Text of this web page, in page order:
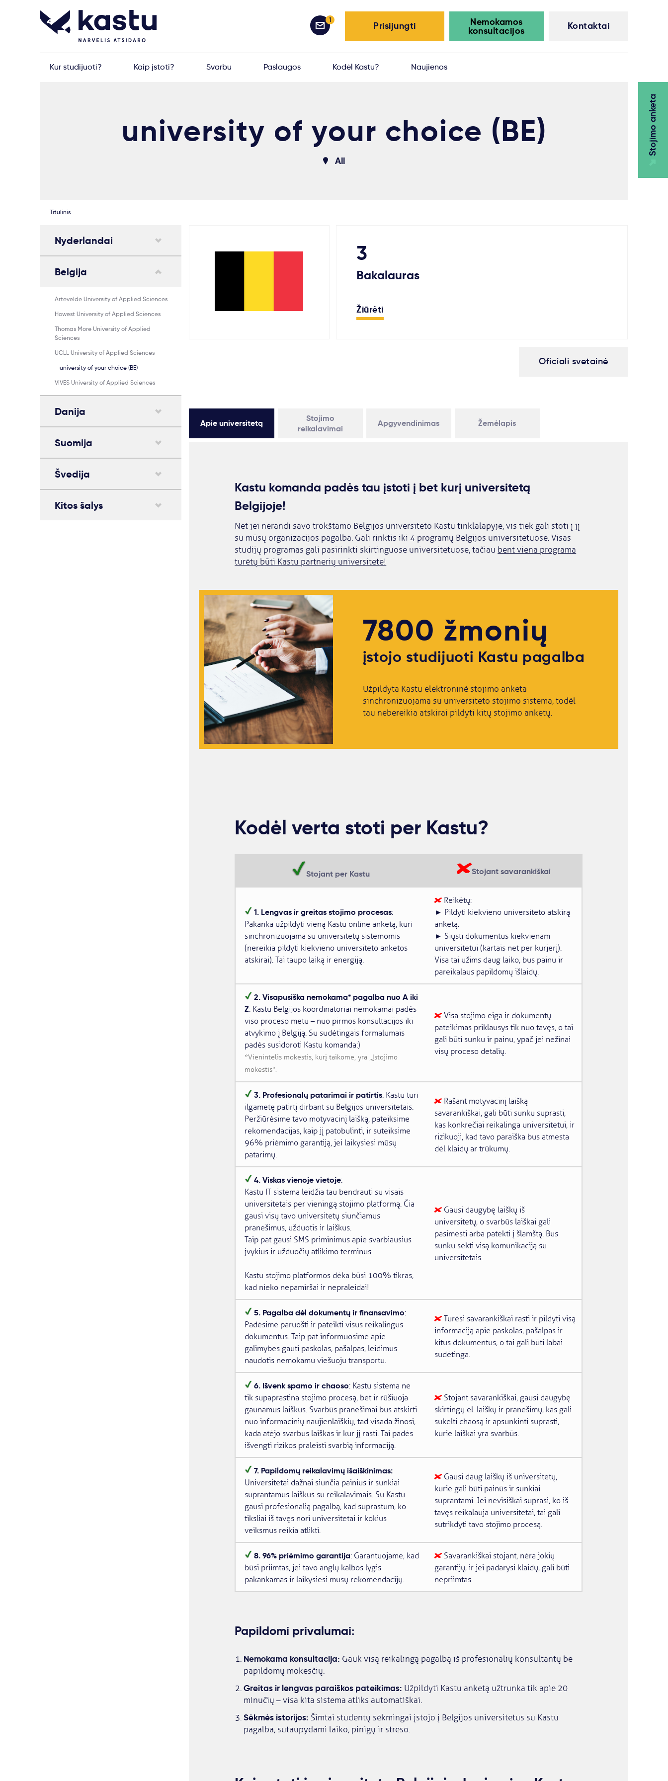
Kontaktai
Nemokamos
konsultacijos
Prisijungti
1
Stojimo anketa
Kur studijuoti? Kaip įstoti? Svarbu Paslaugos Kodėl Kastu? Naujienos
university of your choice (BE)
All
Titulinis
Nyderlandai
Belgija
Artevelde University of Applied Sciences
Howest University of Applied Sciences
Thomas More University of Applied
Sciences
UCLL University of Applied Sciences
university of your choice (BE)
VIVES University of Applied Sciences
Danija
Suomija
Švedija
Kitos šalys
3
Bakalauras
Žiūrėti
Oficiali svetainė
Apie universitetą
Stojimo
reikalavimai
Apgyvendinimas Žemėlapis
Kastu komanda padės tau įstoti į bet kurį universitetą
Belgijoje!
Net jei nerandi savo trokštamo Belgijos universiteto Kastu tinklalapyje, vis tiek gali stoti į jį
su mūsų organizacijos pagalba. Gali rinktis iki 4 programų Belgijos universitetuose. Visas
studijų programas gali pasirinkti skirtinguose universitetuose, tačiau bent viena programa
turėtų būti Kastu partnerių universitete!
7800 žmonių
įstojo studijuoti Kastu pagalba
Užpildyta Kastu elektroninė stojimo anketa
sinchronizuojama su universiteto stojimo sistema, todėl
tau nebereikia atskirai pildyti kitų stojimo anketų.
Kodėl verta stoti per Kastu?
Stojant per Kastu Stojant savarankiškai
1. Lengvas ir greitas stojimo procesas:
Pakanka užpildyti vieną Kastu online anketą, kuri
sinchronizuojama su universitetų sistemomis
(nereikia pildyti kiekvieno universiteto anketos
atskirai). Tai taupo laiką ir energiją.
Reikėtų:
► Pildyti kiekvieno universiteto atskirą
anketą.
► Siųsti dokumentus kiekvienam
universitetui (kartais net per kurjerį).
Visa tai užims daug laiko, bus painu ir
pareikalaus papildomų išlaidų.
2. Visapusiška nemokama* pagalba nuo A iki
Z: Kastu Belgijos koordinatoriai nemokamai padės
viso proceso metu – nuo pirmos konsultacijos iki
atvykimo į Belgiją. Su sudėtingais formalumais
padės susidoroti Kastu komanda:)
*Vienintelis mokestis, kurį taikome, yra „Įstojimo
mokestis“.
Visa stojimo eiga ir dokumentų
pateikimas priklausys tik nuo tavęs, o tai
gali būti sunku ir painu, ypač jei nežinai
visų proceso detalių.
3. Profesionalų patarimai ir patirtis: Kastu turi
ilgametę patirtį dirbant su Belgijos universitetais.
Peržiūrėsime tavo motyvacinį laišką, pateiksime
rekomendacijas, kaip jį patobulinti, ir suteiksime
96% priėmimo garantiją, jei laikysiesi mūsų
patarimų.
Rašant motyvacinį laišką
savarankiškai, gali būti sunku suprasti,
kas konkrečiai reikalinga universitetui, ir
rizikuoji, kad tavo paraiška bus atmesta
dėl klaidų ar trūkumų.
4. Viskas vienoje vietoje:
Kastu IT sistema leidžia tau bendrauti su visais
universitetais per vieningą stojimo platformą. Čia
gausi visų tavo universitetų siunčiamus
pranešimus, užduotis ir laiškus.
Taip pat gausi SMS priminimus apie svarbiausius
įvykius ir užduočių atlikimo terminus.
Kastu stojimo platformos dėka būsi 100% tikras,
kad nieko nepamiršai ir nepraleidai!
Gausi daugybę laiškų iš
universitetų, o svarbūs laiškai gali
pasimesti arba patekti į šlamštą. Bus
sunku sekti visą komunikaciją su
universitetais.
5. Pagalba dėl dokumentų ir finansavimo:
Padėsime paruošti ir pateikti visus reikalingus
dokumentus. Taip pat informuosime apie
galimybes gauti paskolas, pašalpas, leidimus
naudotis nemokamu viešuoju transportu.
Turėsi savarankiškai rasti ir pildyti visą
informaciją apie paskolas, pašalpas ir
kitus dokumentus, o tai gali būti labai
sudėtinga.
6. Išvenk spamo ir chaoso: Kastu sistema ne
tik supaprastina stojimo procesą, bet ir rūšiuoja
gaunamus laiškus. Svarbūs pranešimai bus atskirti
nuo informacinių naujienlaiškių, tad visada žinosi,
kada atėjo svarbus laiškas ir kur jį rasti. Tai padės
išvengti rizikos praleisti svarbią informaciją.
Stojant savarankiškai, gausi daugybę
skirtingų el. laiškų ir pranešimų, kas gali
sukelti chaosą ir apsunkinti suprasti,
kurie laiškai yra svarbūs.
7. Papildomų reikalavimų išaiškinimas:
Universitetai dažnai siunčia painius ir sunkiai
suprantamus laiškus su reikalavimais. Su Kastu
gausi profesionalią pagalbą, kad suprastum, ko
tiksliai iš tavęs nori universitetai ir kokius
veiksmus reikia atlikti.
Gausi daug laiškų iš universitetų,
kurie gali būti painūs ir sunkiai
suprantami. Jei nevisiškai suprasi, ko iš
tavęs reikalauja universitetai, tai gali
sutrikdyti tavo stojimo procesą.
8. 96% priėmimo garantija: Garantuojame, kad
būsi priimtas, jei tavo anglų kalbos lygis
pakankamas ir laikysiesi mūsų rekomendacijų.
Savarankiškai stojant, nėra jokių
garantijų, ir jei padarysi klaidų, gali būti
nepriimtas.
Papildomi privalumai:
Nemokama konsultacija: Gauk visą reikalingą pagalbą iš profesionalių konsultantų be
papildomų mokesčių.
Greitas ir lengvas paraiškos pateikimas: Užpildyti Kastu anketą užtrunka tik apie 20
minučių – visa kita sistema atliks automatiškai.
Sėkmės istorijos: Šimtai studentų sėkmingai įstojo į Belgijos universitetus su Kastu
pagalba, sutaupydami laiko, pinigų ir streso.